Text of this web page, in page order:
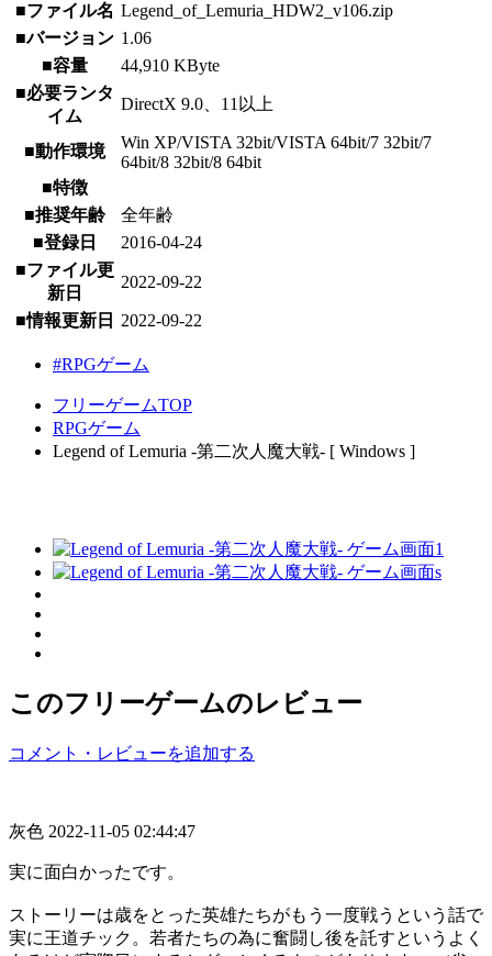
■ファイル名 Legend_of_Lemuria_HDW2_v106.zip
■バージョン 1.06
■容量
44,910 KByte
■必要ランタ
イム
DirectX 9.0、11以上
■動作環境
Win XP/VISTA 32bit/VISTA 64bit/7 32bit/7
64bit/8 32bit/8 64bit
■特徴
■推奨年齢
全年齢
■登録日
2016-04-24
■ファイル更
新日
2022-09-22
■情報更新日 2022-09-22
#RPGゲーム
フリーゲームTOP
RPGゲーム
Legend of Lemuria -第二次人魔大戦- [ Windows ]
このフリーゲームのレビュー
コメント・レビューを追加する
灰色 2022-11-05 02:44:47
実に面白かったです。
ストーリーは歳をとった英雄たちがもう一度戦うという話で
実に王道チック。若者たちの為に奮闘し後を託すというよく